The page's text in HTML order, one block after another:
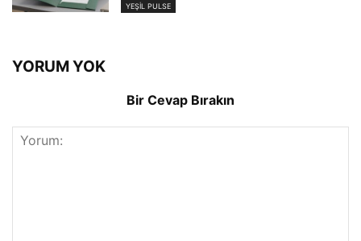
YEŞIL PULSE
YORUM YOK
Bir Cevap Bırakın